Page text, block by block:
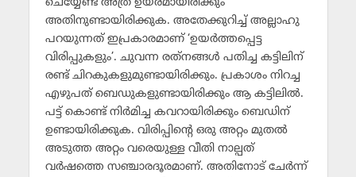
ചെയ്യേണ്ട അത്ര ഉയരമായിരിക്കും
അതിനുണ്ടായിരിക്കുക. അതേക്കുറിച്ച് അല്ലാഹു
പറയുന്നത് ഇപ്രകാരമാണ് ‘ഉയര്‍ത്തപ്പെട്ട
വിരിപ്പുകളും’. ചുവന്ന രത്‌നങ്ങള്‍ പതിച്ച കട്ടിലിന്
രണ്ട് ചിറകുകളുമുണ്ടായിരിക്കും. പ്രകാശം നിറച്ച
എഴുപത് ബെഡുകളുണ്ടായിരിക്കും ആ കട്ടിലില്‍.
പട്ട് കൊണ്ട് നിര്‍മിച്ച കവറായിരിക്കും ബെഡിന്
ഉണ്ടായിരിക്കുക. വിരിപ്പിന്റെ ഒരു അറ്റം മുതല്‍
അടുത്ത അറ്റം വരെയുള്ള വീതി നാല്പത്
വര്‍ഷത്തെ സഞ്ചാരദൂരമാണ്. അതിനോട് ചേര്‍ന്ന്